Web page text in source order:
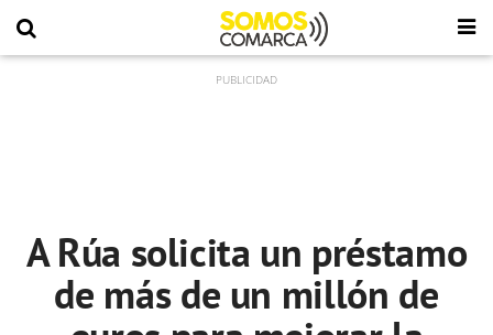
A Rúa solicita un préstamo
de más de un millón de